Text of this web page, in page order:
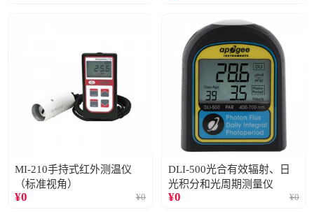
MI-210手持式红外测温仪
（标准视角）
¥0 ¥0
DLI-500光合有效辐射、日
光积分和光周期测量仪
¥0 ¥0